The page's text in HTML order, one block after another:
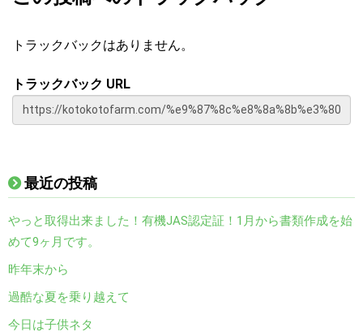
トラックバックはありません。
トラックバック URL
最近の投稿
やっと取得出来ました！有機JAS認定証！1月から書類作成を始
めて9ヶ月です。
昨年末から
過酷な夏を乗り越えて
今日は子供ネタ